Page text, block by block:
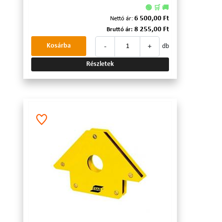
🟢 🛒 🚚
Nettó ár: 6 500,00 Ft
Bruttó ár: 8 255,00 Ft
- + db
Kosárba
Részletek